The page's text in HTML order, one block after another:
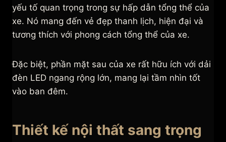
yếu tố quan trọng trong sự hấp dẫn tổng thể của
xe. Nó mang đến vẻ đẹp thanh lịch, hiện đại và
tương thích với phong cách tổng thể của xe.
Đặc biệt, phần mặt sau của xe rất hữu ích với dải
đèn LED ngang rộng lớn, mang lại tầm nhìn tốt
vào ban đêm.
Thiết kế nội thất sang trọng